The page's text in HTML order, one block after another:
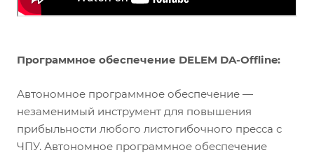
Программное обеспечение DELEM DA-Offline:
Автономное программное обеспечение —
незаменимый инструмент для повышения
прибыльности любого листогибочного пресса с
ЧПУ. Автономное программное обеспечение